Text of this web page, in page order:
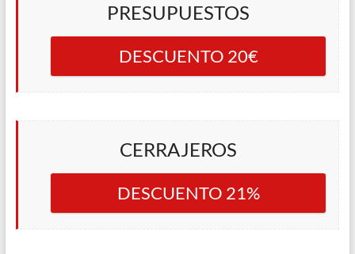
PRESUPUESTOS
DESCUENTO 20€
CERRAJEROS
DESCUENTO 21%